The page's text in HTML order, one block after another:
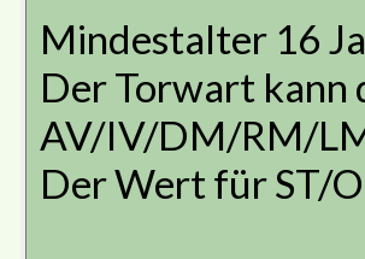
Mindestalter 16
Der Torwart kann
AV/IV/DM/RM/LM
Der Wert für ST/